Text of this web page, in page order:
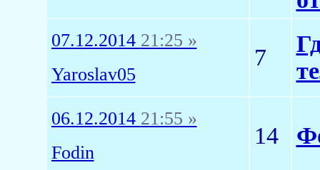
07.12.2014 21:25 »
Yaroslav05
7
06.12.2014 21:55 »
Fodin
14